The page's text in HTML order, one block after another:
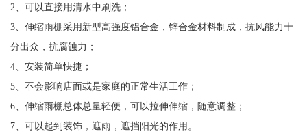
2、可以直接用清水中刷洗；
3、伸缩雨棚采用新型高强度铝合金，锌合金材料制成，抗风能力十
分出众，抗腐蚀力；
4、安装简单快捷；
5、不会影响店面或是家庭的正常生活工作；
6、伸缩雨棚总体总量轻便，可以拉伸伸缩，随意调整；
7、可以起到装饰，遮雨，遮挡阳光的作用。